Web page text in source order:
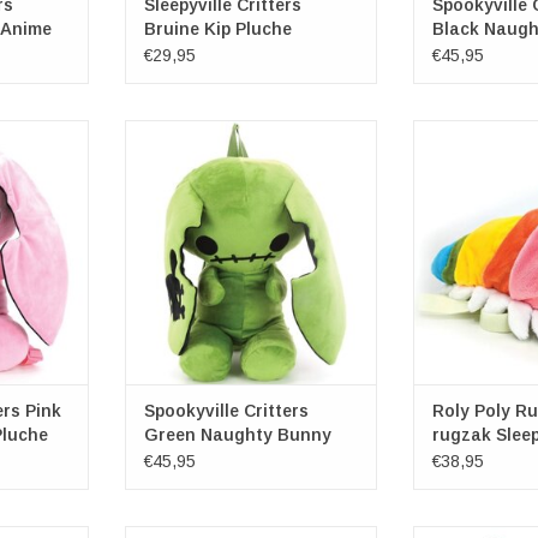
Sleepyville Critters
Bruine Kip Pluche
Crossbody tas
€29,95
Spookyville
Black
Rugzak
€45,95
Pluche
48cm x
Pink
Green Naughty Bunny Pluche
Rugzak
Merk: Spookyville Critters
Afmetingen: (lxbxd) ca. 48cm x
25cm x 15cm
TOEVOEGEN AAN WINKELWAGEN
Spookyville Critters
Green Naughty Bunny
Pluche Rugzak
€45,95
Afmetingen:
18cm
TOEVOEGEN
Roly Poly
rugzak
Critters
€38,95